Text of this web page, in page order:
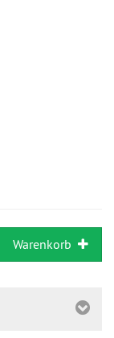
Warenkorb